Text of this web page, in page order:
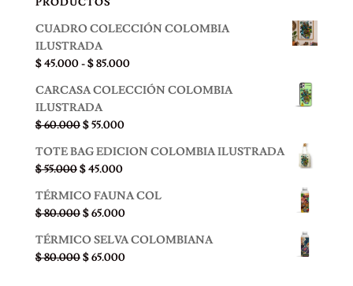
CUADRO COLECCIÓN COLOMBIA
ILUSTRADA
$45.000-$85.000Rango
precios:
hasta
CARCASA COLECCIÓN COLOMBIA
ILUSTRADA
$60.000El
original
era:
$ 60.000.
$55.000El
actual
$ 55.000.
TOTE BAG EDICION COLOMBIA ILUSTRADA
$55.000El
original
era:
$ 55.000.
$45.000El
actual
es:
$ 45.000.
TÉRMICO FAUNA COL
$80.000El
original
era:
$65.000El
actual
es:
TÉRMICO SELVA COLOMBIANA
$80.000El
$65.000El